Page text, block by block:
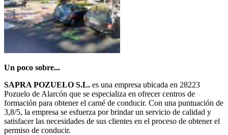
Un poco sobre...
SAPRA POZUELO S.L. es una empresa ubicada en 28223
Pozuelo de Alarcón que se especializa en ofrecer centros de
formación para obtener el carné de conducir. Con una puntuación de
3,8/5, la empresa se esfuerza por brindar un servicio de calidad y
satisfacer las necesidades de sus clientes en el proceso de obtener el
permiso de conducir.